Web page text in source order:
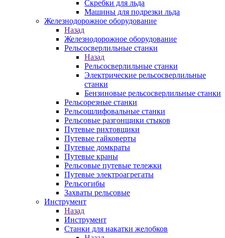
Скребки для льда
Машины для подрезки льда
Железнодорожное оборудование
Назад
Железнодорожное оборудование
Рельсосверлильные станки
Назад
Рельсосверлильные станки
Электрические рельсосверлильные
станки
Бензиновые рельсосверлильные станки
Рельсорезные станки
Рельсошлифовальные станки
Рельсовые разгонщики стыков
Путевые рихтовщики
Путевые гайковерты
Путевые домкраты
Путевые краны
Рельсовые путевые тележки
Путевые электроагрегаты
Рельсогибы
Захваты рельсовые
Инструмент
Назад
Инструмент
Станки для накатки желобков